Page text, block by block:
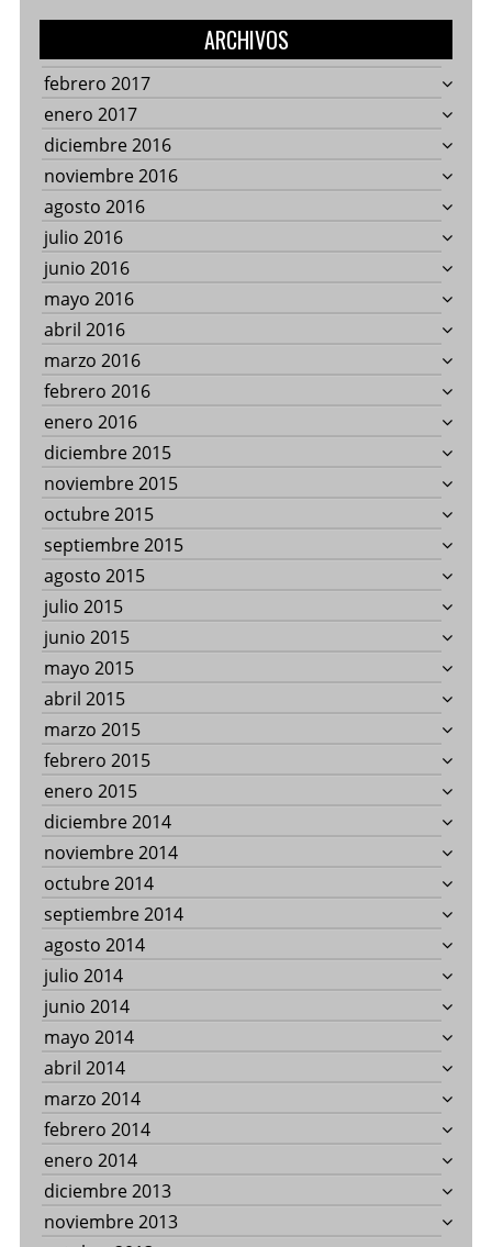
ARCHIVOS
febrero 2017
enero 2017
diciembre 2016
noviembre 2016
agosto 2016
julio 2016
junio 2016
mayo 2016
abril 2016
marzo 2016
febrero 2016
enero 2016
diciembre 2015
noviembre 2015
octubre 2015
septiembre 2015
agosto 2015
julio 2015
junio 2015
mayo 2015
abril 2015
marzo 2015
febrero 2015
enero 2015
diciembre 2014
noviembre 2014
octubre 2014
septiembre 2014
agosto 2014
julio 2014
junio 2014
mayo 2014
abril 2014
marzo 2014
febrero 2014
enero 2014
diciembre 2013
noviembre 2013